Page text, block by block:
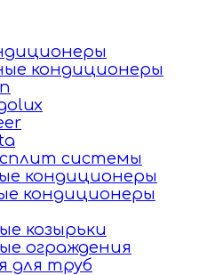
кондиционеры
системы
кондиционеры
кондиционеры
козырьки
ограждения
для труб